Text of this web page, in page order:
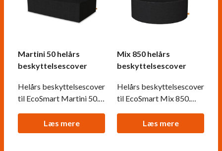
Martini 50 helårs
beskyttelsescover
Helårs beskyttelsescover
til EcoSmart Martini 50.
materiale, der passer på
din biopejs hvis den står
Læs mere
Mix 850 helårs
beskyttelsescover
Helårs beskyttelsescover
til EcoSmart Mix 850.
materiale, der passer på
din biopejs hvis den står
Læs mere